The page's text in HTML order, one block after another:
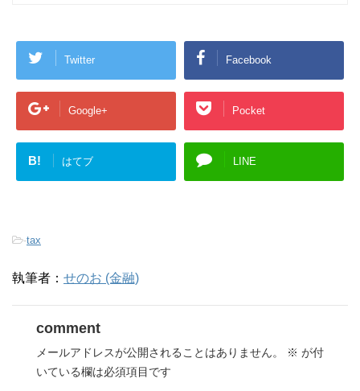
Twitter Facebook
Google+ Pocket
B! はてブ LINE
-tax
執筆者： せのお (金融)
comment
メールアドレスが公開されることはありません。 ※ が付
いている欄は必須項目です